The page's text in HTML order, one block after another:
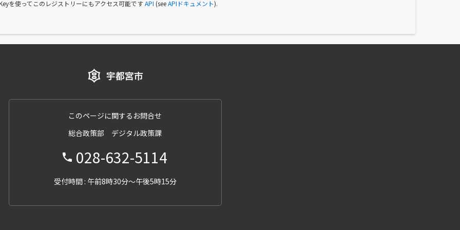
を使ってこのレジストリーにもアクセス可能ですAPI (seeAPIドキュメント).
このページに関するお問合せ
総合政策部 デジタル政策課
028-632-5114
受付時間 : 午前8時30分～午後5時15分